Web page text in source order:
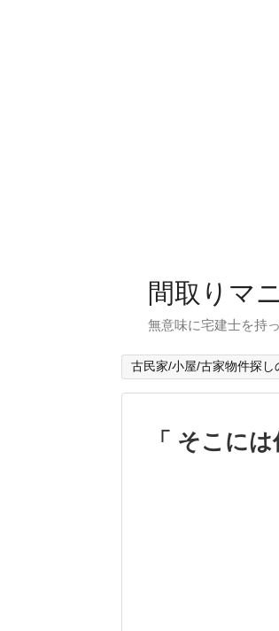
間取りマ
無意味に宅建士を持
古民家/小屋/古家物件探し
「 そこに